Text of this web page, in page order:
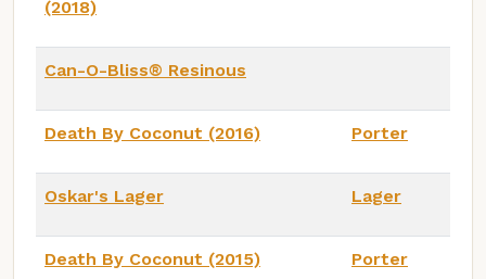
(2018)
Can-O-Bliss® Resinous
Death By Coconut (2016) Porter
Oskar's Lager Lager
Death By Coconut (2015) Porter